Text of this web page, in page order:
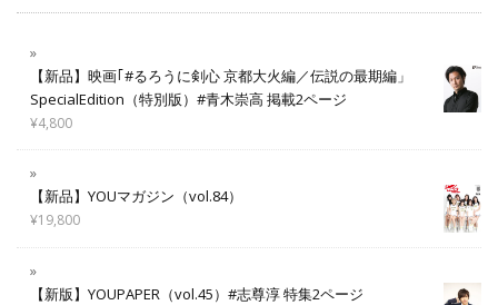
【新品】映画｢#るろうに剣心 京都大火編／伝説の最期編」
SpecialEdition（特別版）#青木崇高 掲載2ページ
¥4,800
【新品】YOUマガジン（vol.84）
¥19,800
【新版】YOUPAPER（vol.45）#志尊淳 特集2ページ